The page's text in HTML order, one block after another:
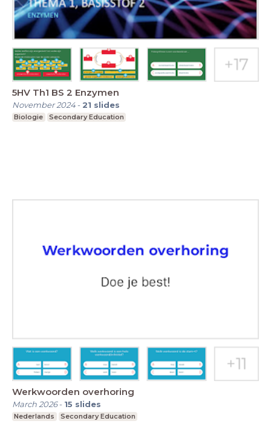
5HV Th1 BS 2 Enzymen
November 2024- 21 slides
Biologie Secondary Education
Werkwoorden overhoring
March 2026- 15 slides
Nederlands Secondary Education